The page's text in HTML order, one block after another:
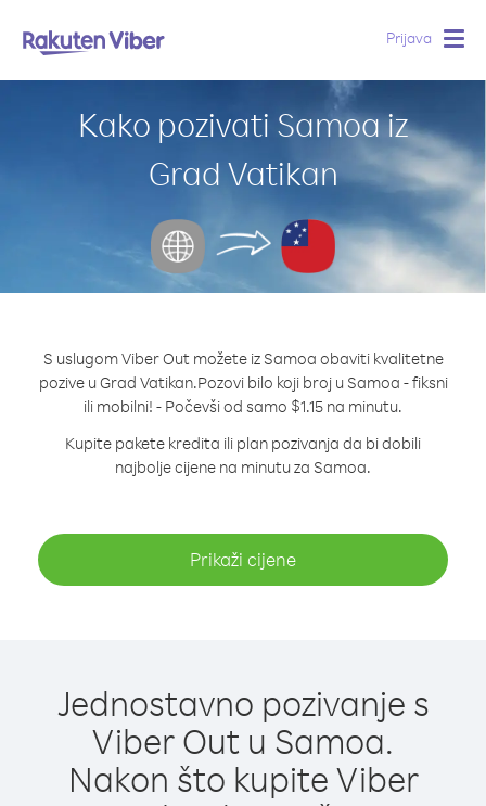
Prijava
Kako pozivati Samoa iz
Grad Vatikan
S uslugom Viber Out možete iz Samoa obaviti kvalitetne
pozive u Grad Vatikan.Pozovi bilo koji broj u Samoa - fiksni
ili mobilni! - Počevši od samo $1.15 na minutu.
Kupite pakete kredita ili plan pozivanja da bi dobili
najbolje cijene na minutu za Samoa.
Prikaži cijene
Jednostavno pozivanje s
Viber Out u Samoa.
Nakon što kupite Viber